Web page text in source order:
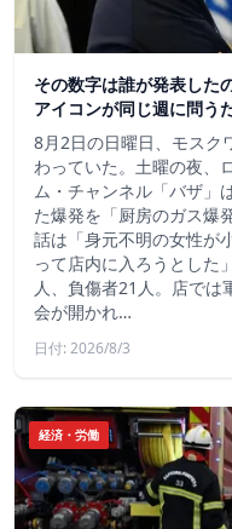
その数字は誰が発表し
アイコンが同じ週に問う
8月2日の日曜日、モスク
わっていた。土曜の夜、
ム・チャンネル「バザ」
た爆発を「厨房のガス爆
話は「身元不明の女性が
って店内に入ろうとした
人、負傷者21人。店では
会が開かれ…
日付: 2026/8/3
経済・労働